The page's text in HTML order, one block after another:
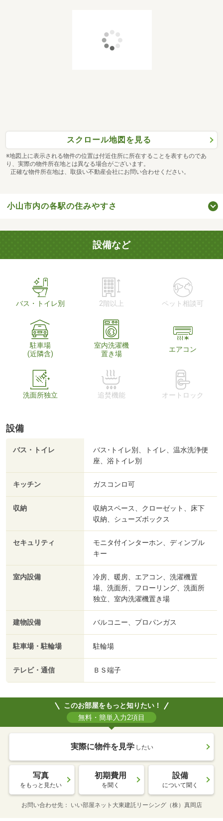
スクロール地図を見る
※地図上に表示される物件の位置は付近住所に所在することを表すものであ
り、実際の物件所在地とは異なる場合がございます。
正確な物件所在地は、取扱い不動産会社にお問い合わせください。
小山市内の各駅の住みやすさ
設備など
バス・トイレ別 2階以上 ペット相談可
駐車場
(近隣含)
室内洗濯機
置き場
エアコン
洗面所独立 追焚機能 オートロック
設備
バス・トイレ
バス･トイレ別、トイレ、温水洗浄便
座、浴トイレ別
キッチン ガスコンロ可
収納
収納スペース、クローゼット、床下
収納、シューズボックス
セキュリティ
モニタ付インターホン、ディンプル
キー
室内設備
冷房、暖房、エアコン、洗濯機置
場、洗面所、フローリング、洗面所
独立、室内洗濯機置き場
建物設備 バルコニー、プロパンガス
駐車場・駐輪場 駐輪場
テレビ・通信 ＢＳ端子
このお部屋をもっと知りたい！
無料・簡単入力2項目
実際に物件を見学 したい
写真
をもっと見たい
初期費用
を聞く
設備
について聞く
お問い合わせ先 いい部屋ネット大東建託リーシング（株）真岡店